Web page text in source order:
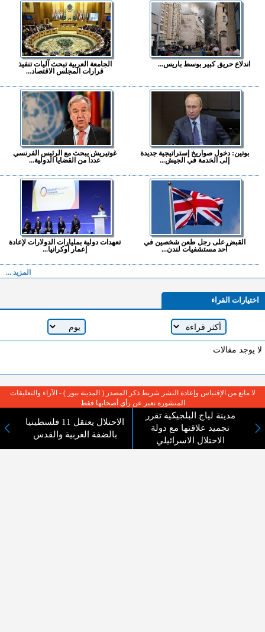
اندلاع حريق كبير بوسط باريس...
الجامعة العربية تبحث آليات تنفيذ
قرارات المجلس الاقتصاد...
بوتين: دخول صواريخ إستراتيجية جديدة
إلى الخدمة في الجيش...
غوتيريش يبحث مع الرئيس الفرنسي
عددا من القضايا الدولية...
القبض على رجل طعن شخصين في
أحد مستشفيات لندن...
تعهدات دولية بمليارات الدولارات لإعادة
إعمار أوكرانيا...
المزيد ...
اختيارات القراء
لا يوجد مقالات
مدينة لياج البلجيكية تقرر
تجميد علاقتها مع دولة
الاحتلال الاسرائيلي
الاحتلال يعتقل 11 فلسطينيا
بالضفة الغربية والقدس
لا مانع من الإقتباس وإعادة النشر شريط ذكر المصدر ( المدينة نيوز ) - الآراء والتعليقات
المنشورة تعبر عن رأي أصحابها فقط